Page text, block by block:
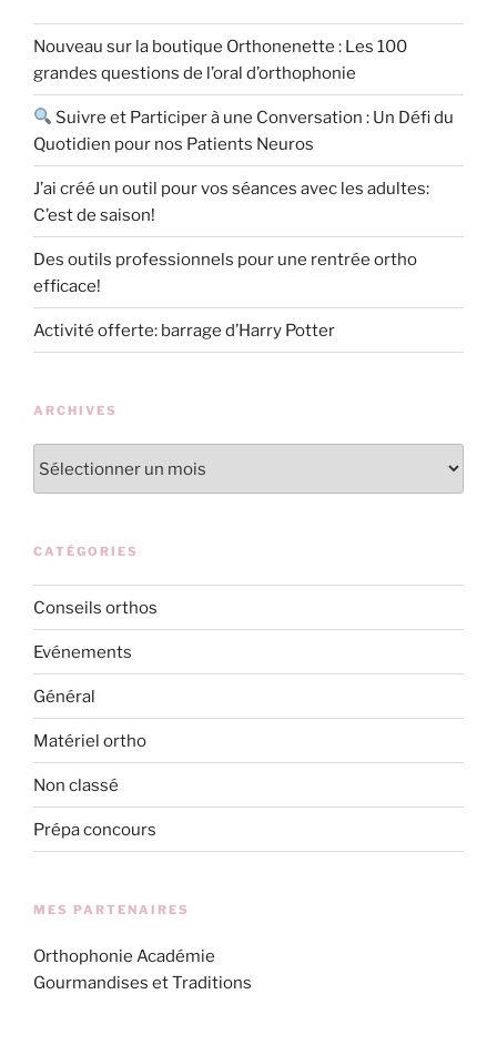
Nouveau sur la boutique Orthonenette : Les 100
grandes questions de l’oral d’orthophonie
Suivre et Participer à une Conversation : Un Défi du
Quotidien pour nos Patients Neuros
J’ai créé un outil pour vos séances avec les adultes:
C’est de saison!
Des outils professionnels pour une rentrée ortho
efficace!
Activité offerte: barrage d’Harry Potter
ARCHIVES
CATÉGORIES
Conseils orthos
Evénements
Général
Matériel ortho
Non classé
Prépa concours
MES PARTENAIRES
Orthophonie Académie
Gourmandises et Traditions